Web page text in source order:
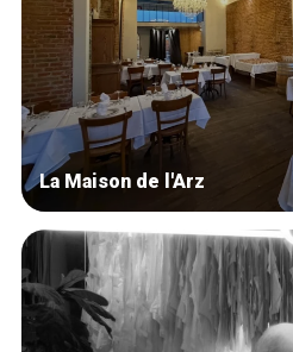
La Maison de l'Arz